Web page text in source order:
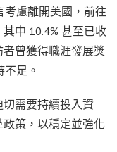
考慮離開美國，前往
中 10.4% 甚至已收
曾獲得職涯發展獎
足。
需要持續投入資
策，以穩定並強化